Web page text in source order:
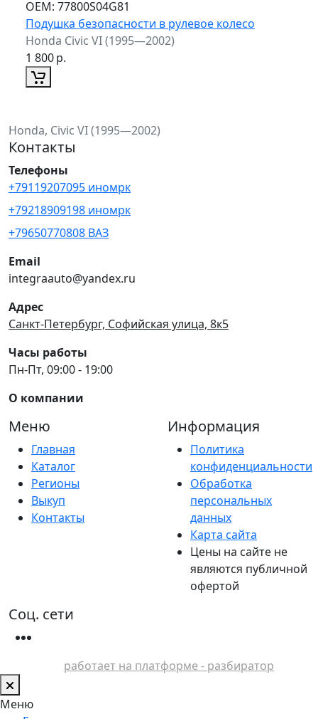
ОЕМ: 77800S04G81
Подушка безопасности в рулевое колесо
Honda Civic VI (1995—2002)
1 800р.
Honda, Civic VI (1995—2002)
Контакты
Телефоны
+79119207095 иномрк
+79218909198 иномрк
+79650770808 ВАЗ
Email
integraauto@yandex.ru
Адрес
Санкт-Петербург, Софийская улица, 8к5
Часы работы
Пн-Пт, 09:00 - 19:00
О компании
Меню
Главная
Каталог
Регионы
Выкуп
Контакты
Информация
Политика
конфиденциальности
Обработка
персональных
данных
Карта сайта
Цены на сайте не
являются публичной
офертой
Соц. сети
работает на платформе - разбиратор
Меню